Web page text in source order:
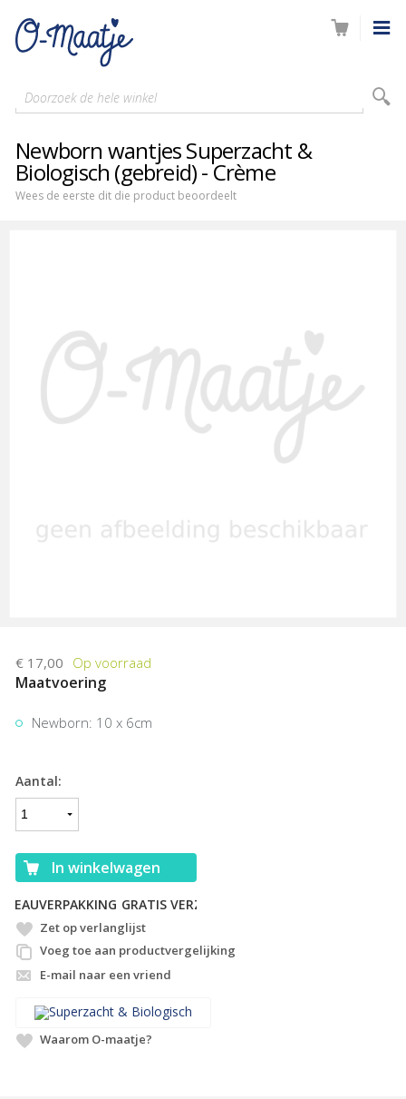
Doorzoek de hele winkel
Newborn wantjes Superzacht &
Biologisch (gebreid) - Crème
Wees de eerste dit die product beoordeelt
€ 17,00
Maatvoering
Newborn: 10 x 6cm
Aantal:
In winkelwagen
GRATIS VERZENDING
Zet op verlanglijst
Voeg toe aan productvergelijking
E-mail naar een vriend
Waarom O-maatje?